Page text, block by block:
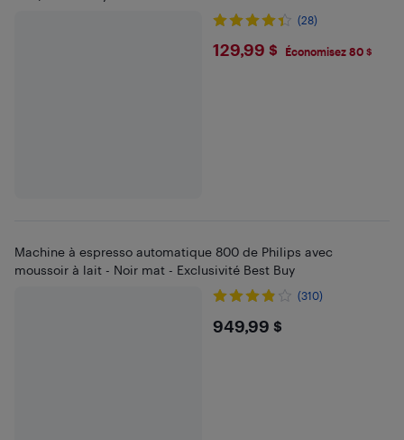
(28)
$129.99
129,99 $ Économisez 80 $
Machine à espresso automatique 800 de Philips avec
moussoir à lait - Noir mat - Exclusivité Best Buy
(310)
$949.99
949,99 $